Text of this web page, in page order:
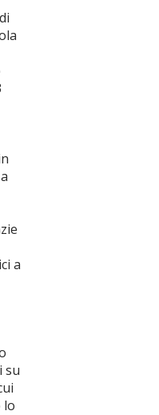
a
su
lo